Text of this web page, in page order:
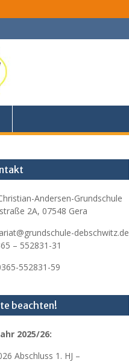
Andersen-Grundschule
2A, 07548 Gera
debschwitz.de
– 552831-31
552831-59
beachten!
2025/26:
Abschluss 1. HJ –